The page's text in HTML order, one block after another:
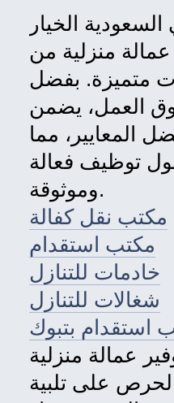
الخيار
منزلية من
متميزة. بفضل
العمل، يضمن
المعايير، مما
توظيف فعالة
وموثوقة.
مكتب نقل كفالة
مكتب استقدام
خادمات للتنازل
شغالات للتنازل
استقدام بتبوك
عمالة منزلية
على تلبية